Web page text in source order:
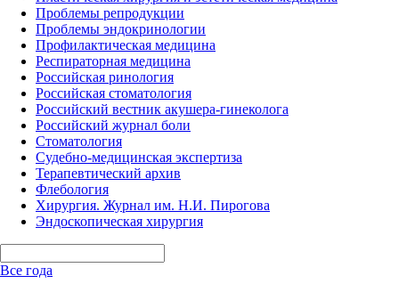
Проблемы репродукции
Проблемы эндокринологии
Профилактическая медицина
Респираторная медицина
Российская ринология
Российская стоматология
Российский вестник акушера-гинеколога
Российский журнал боли
Стоматология
Судебно-медицинская экспертиза
Терапевтический архив
Флебология
Хирургия. Журнал им. Н.И. Пирогова
Эндоскопическая хирургия
Все года